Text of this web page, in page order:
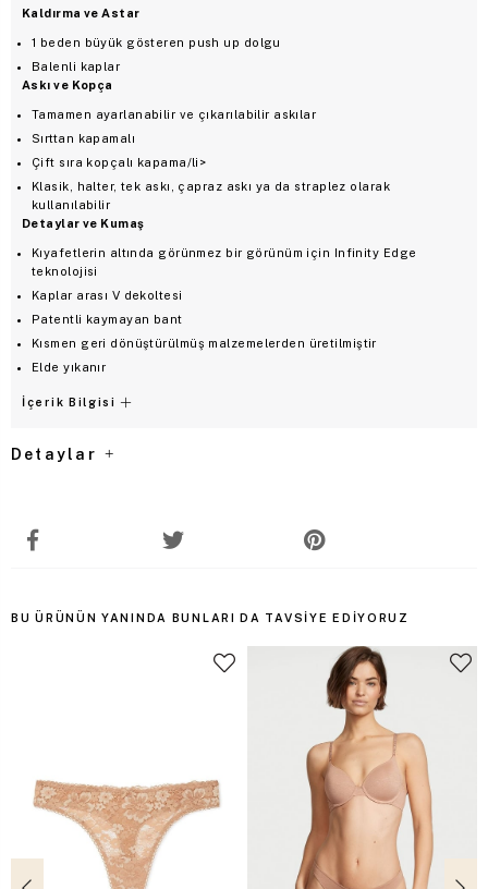
Kaldırma ve Astar
1 beden büyük gösteren push up dolgu
Balenli kaplar
Askı ve Kopça
Tamamen ayarlanabilir ve çıkarılabilir askılar
Sırttan kapamalı
Çift sıra kopçalı kapama/li>
Klasik, halter, tek askı, çapraz askı ya da straplez olarak
kullanılabilir
Detaylar ve Kumaş
Kıyafetlerin altında görünmez bir görünüm için Infinity Edge
teknolojisi
Kaplar arası V dekoltesi
Patentli kaymayan bant
Kısmen geri dönüştürülmüş malzemelerden üretilmiştir
Elde yıkanır
İçerik Bilgisi
Detaylar
BU ÜRÜNÜN YANINDA BUNLARI DA TAVSIYE EDIYORUZ